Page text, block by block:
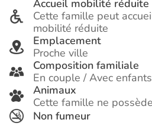
Accueil mobilité réduite
Cette famille peut
mobilité réduite
Emplacement
Proche ville
Composition familiale
En couple / Avec enfants
Animaux
Cette famille ne
Non fumeur